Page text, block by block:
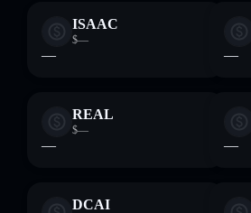
ISAAC
$—
— —
REAL
$—
— —
DCAI